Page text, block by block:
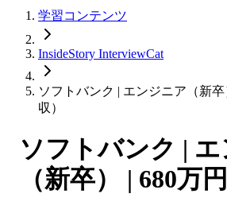
学習コンテンツ
InsideStory InterviewCat
ソフトバンク | エンジニア（新
収）
ソフトバンク |
（新卒） | 680万